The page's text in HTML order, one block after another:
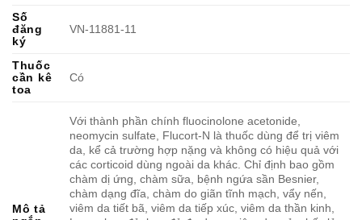
Số
đăng
ký
VN-11881-11
Thuốc
cần kê
toa
Có
Mô tả
Với thành phần chính fluocinolone acetonide,
neomycin sulfate, Flucort-N là thuốc dùng để trị viêm
da, kể cả trường hợp nặng và không có hiệu quả với
các corticoid dùng ngoài da khác. Chỉ định bao gồm
chàm dị ứng, chàm sữa, bệnh ngứa sần Besnier,
chàm dạng đĩa, chàm do giãn tĩnh mạch, vẩy nến,
viêm da tiết bã, viêm da tiếp xúc, viêm da thần kinh,